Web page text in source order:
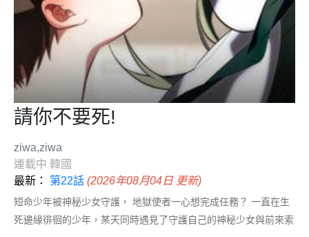
請你不要死!
ziwa,ziwa
連載中 韓國
最新： 第22話 (2026年08月04日 更新)
短命少年被神秘少女守護， 地獄使者一心想完成任務？ 一直在生
死邊緣徘徊的少年，某天同時遇見了守護自己的神秘少女與前來索